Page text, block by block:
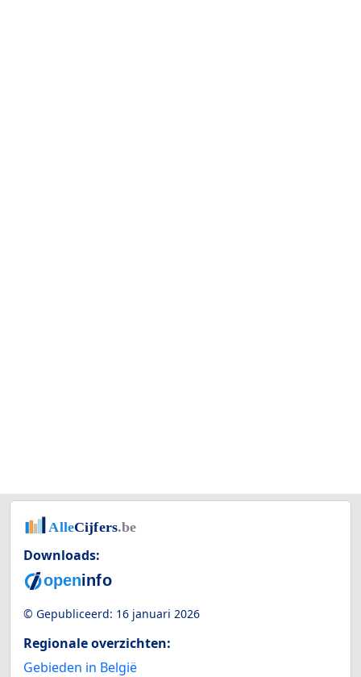
Downloads:
© Gepubliceerd: 16 januari 2026
Regionale overzichten:
Gebieden in België